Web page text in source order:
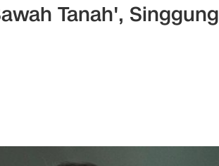
Tanah', Singgung